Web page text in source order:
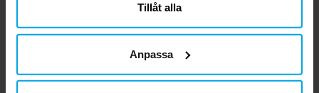
Tillåt alla
Anpassa
Recensioner (1)
LS